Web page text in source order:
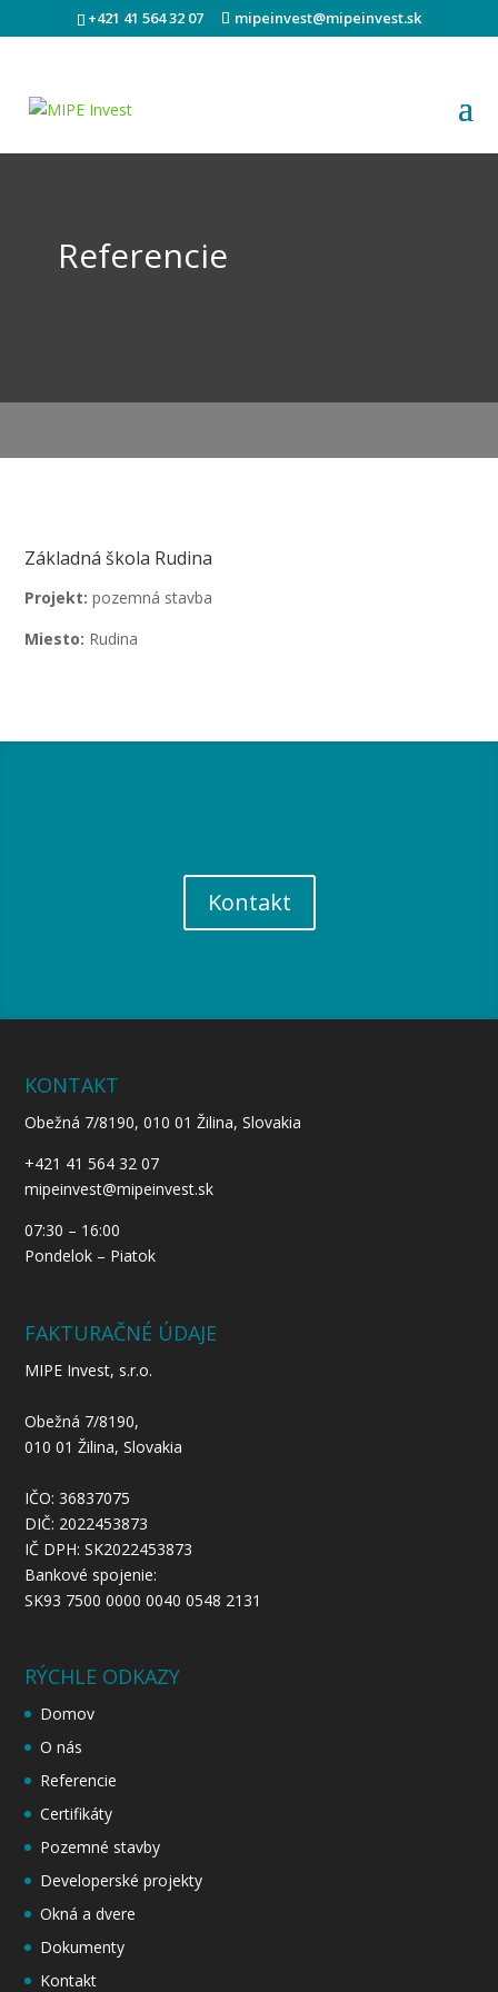
+421 41 564 32 07 mipeinvest@mipeinvest.sk
Referencie
Základná škola Rudina
Projekt:pozemná stavba
Miesto: Rudina
Kontakt
KONTAKT
Obežná 7/8190, 010 01 Žilina, Slovakia
+421 41 564 32 07
mipeinvest@mipeinvest.sk
07:30 – 16:00
Pondelok – Piatok
FAKTURAČNÉ ÚDAJE
MIPE Invest, s.r.o.
Obežná 7/8190,
010 01 Žilina, Slovakia
IČO: 36837075
DIČ: 2022453873
IČ DPH: SK2022453873
Bankové spojenie:
SK93 7500 0000 0040 0548 2131
RÝCHLE ODKAZY
Domov
O nás
Referencie
Certifikáty
Pozemné stavby
Developerské projekty
Okná a dvere
Dokumenty
Kontakt